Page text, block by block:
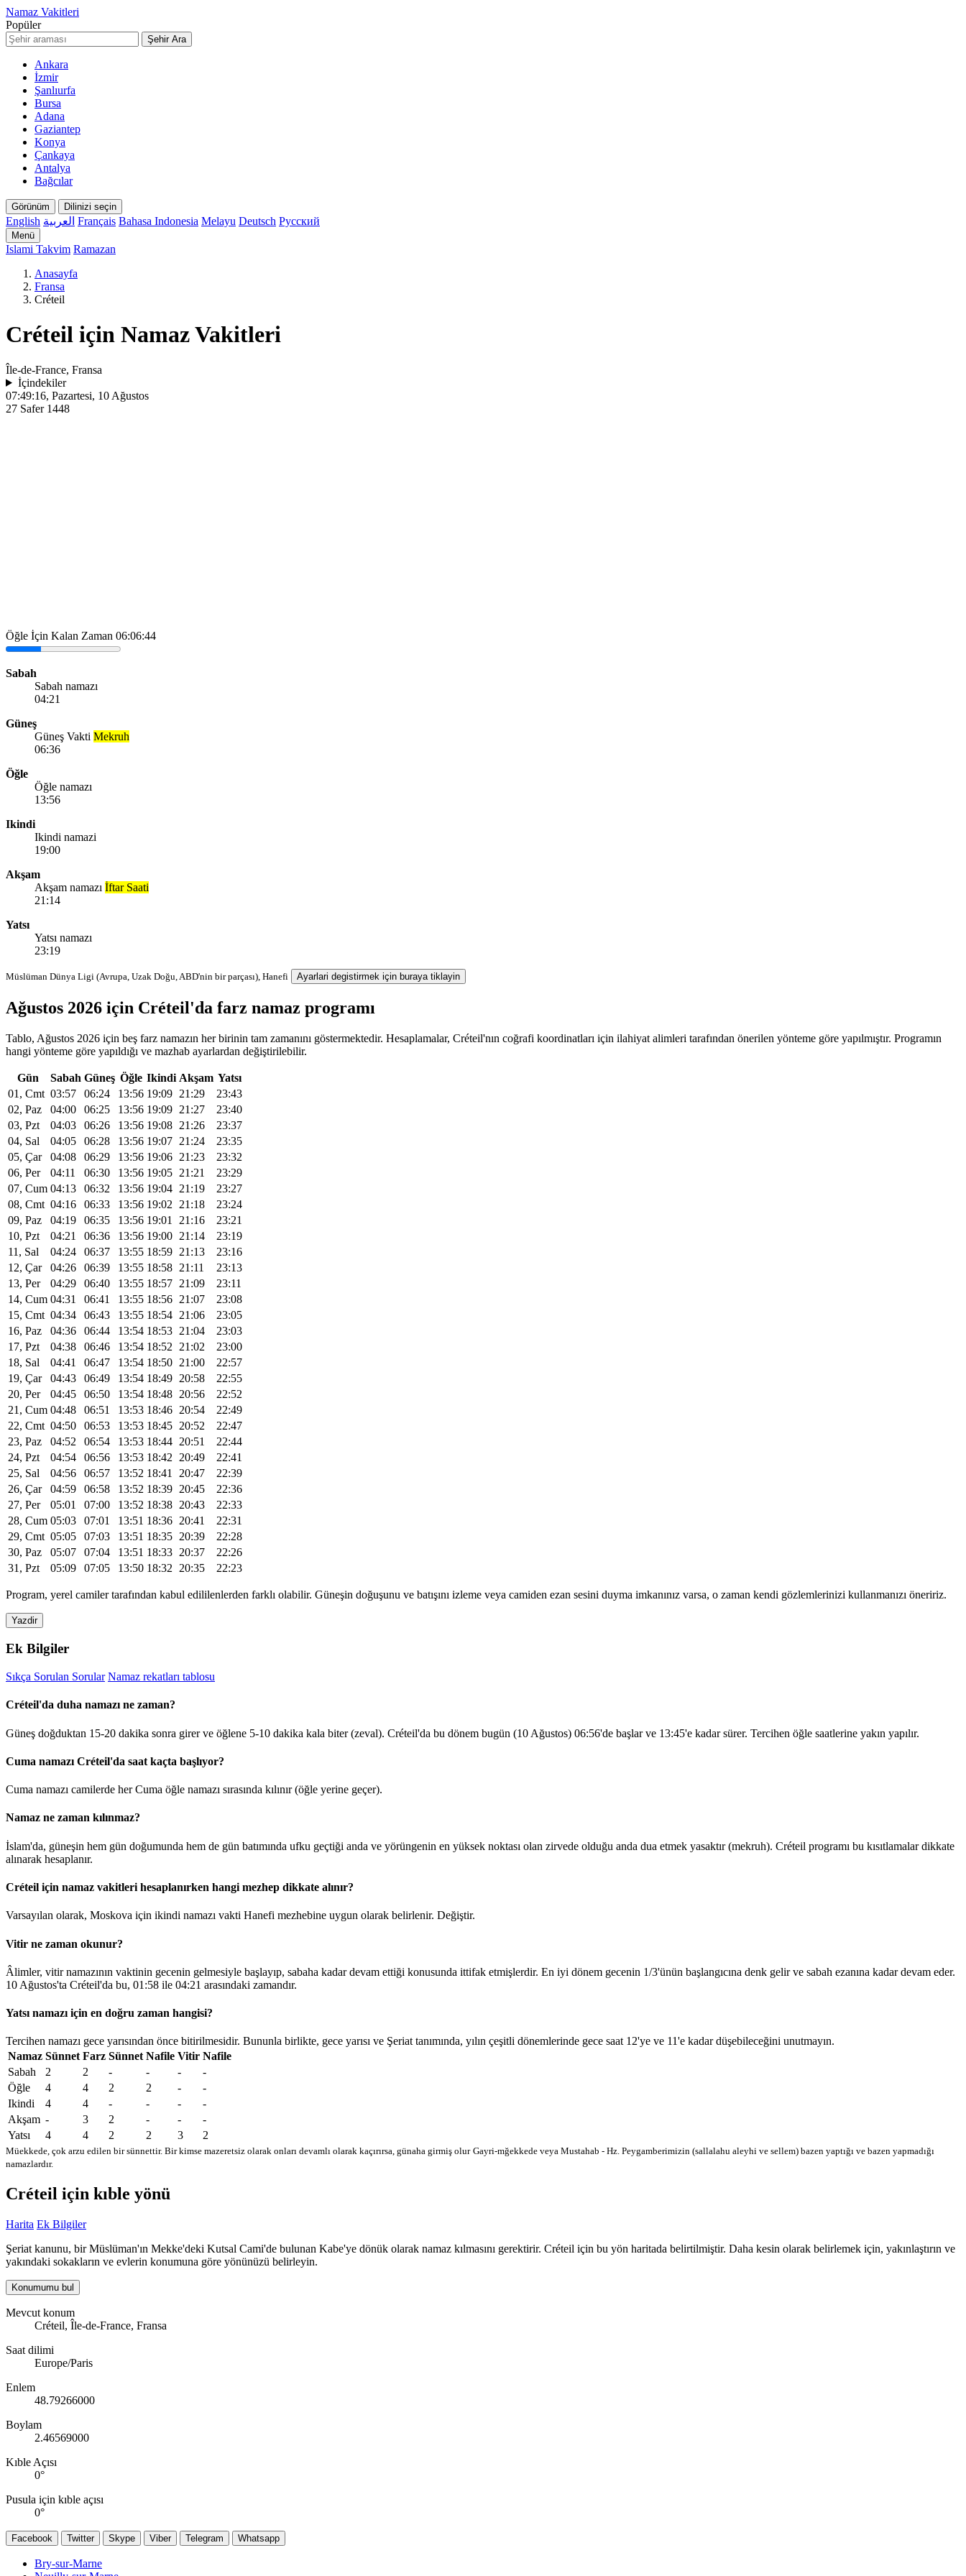
Namaz Vakitleri
Popüler
Şehir Ara
Ankara
İzmir
Şanlıurfa
Bursa
Adana
Gaziantep
Konya
Çankaya
Antalya
Bağcılar
Görünüm Dilinizi seçin
English العربية Français Bahasa Indonesia Melayu Deutsch Русский
Menü
Islami Takvim Ramazan
Anasayfa
Fransa
Créteil
Créteil için Namaz Vakitleri
Île-de-France, Fransa
İçindekiler
07:49:16, Pazartesi, 10 Ağustos
27 Safer 1448
Öğle İçin Kalan Zaman 06:06:44
Sabah
Sabah namazı
04:21
Güneş
Güneş Vakti Mekruh
06:36
Öğle
Öğle namazı
13:56
Ikindi
Ikindi namazi
19:00
Akşam
Akşam namazı İftar Saati
21:14
Yatsı
Yatsı namazı
23:19
Müslüman Dünya Ligi (Avrupa, Uzak Doğu, ABD'nin bir parçası), Hanefi Ayarlari degistirmek için buraya tiklayin
Ağustos 2026 için Créteil'da farz namaz programı
Tablo, Ağustos 2026 için beş farz namazın her birinin tam zamanını göstermektedir. Hesaplamalar, Créteil'nın coğrafi koordinatları için ilahiyat alimleri tarafından önerilen yönteme göre yapılmıştır. Programın
hangi yönteme göre yapıldığı ve mazhab ayarlardan değiştirilebilir.
Gün Sabah Güneş Öğle Ikindi Akşam Yatsı
01, Cmt 03:57 06:24 13:56 19:09 21:29
23:43
02, Paz
04:00 06:25 13:56 19:09 21:27
23:40
03, Pzt
04:03 06:26 13:56 19:08 21:26
23:37
04, Sal
04:05 06:28 13:56 19:07 21:24
23:35
05, Çar
04:08 06:29 13:56 19:06 21:23
23:32
06, Per
04:11 06:30 13:56 19:05 21:21
23:29
07, Cum 04:13 06:32 13:56 19:04 21:19
23:27
08, Cmt 04:16 06:33 13:56 19:02 21:18
23:24
09, Paz
04:19 06:35 13:56 19:01 21:16
23:21
10, Pzt
04:21 06:36 13:56 19:00 21:14
23:19
11, Sal
04:24 06:37 13:55 18:59 21:13
23:16
12, Çar
04:26 06:39 13:55 18:58 21:11
23:13
13, Per
04:29 06:40 13:55 18:57 21:09
23:11
14, Cum 04:31 06:41 13:55 18:56 21:07
23:08
15, Cmt 04:34 06:43 13:55 18:54 21:06
23:05
16, Paz
04:36 06:44 13:54 18:53 21:04
23:03
17, Pzt
04:38 06:46 13:54 18:52 21:02
23:00
18, Sal
04:41 06:47 13:54 18:50 21:00
22:57
19, Çar
04:43 06:49 13:54 18:49 20:58
22:55
20, Per
04:45 06:50 13:54 18:48 20:56
22:52
21, Cum 04:48 06:51 13:53 18:46 20:54
22:49
22, Cmt 04:50 06:53 13:53 18:45 20:52
22:47
23, Paz
04:52 06:54 13:53 18:44 20:51
22:44
24, Pzt
04:54 06:56 13:53 18:42 20:49
22:41
25, Sal
04:56 06:57 13:52 18:41 20:47
22:39
26, Çar
04:59 06:58 13:52 18:39 20:45
22:36
27, Per
05:01 07:00 13:52 18:38 20:43
22:33
28, Cum 05:03 07:01 13:51 18:36 20:41
22:31
29, Cmt 05:05 07:03 13:51 18:35 20:39
22:28
30, Paz
05:07 07:04 13:51 18:33 20:37
22:26
31, Pzt
05:09 07:05 13:50 18:32 20:35 22:23
Program, yerel camiler tarafından kabul edililenlerden farklı olabilir. Güneşin doğuşunu ve batışını izleme veya camiden ezan sesini duyma imkanınız varsa, o zaman kendi gözlemlerinizi kullanmanızı öneririz.
Yazdir
Ek Bilgiler
Sıkça Sorulan Sorular Namaz rekatları tablosu
Créteil'da duha namazı ne zaman?
Güneş doğduktan 15-20 dakika sonra girer ve öğlene 5-10 dakika kala biter (zeval). Créteil'da bu dönem bugün (10 Ağustos) 06:56'de başlar ve 13:45'e kadar sürer. Tercihen öğle saatlerine yakın yapılır.
Cuma namazı Créteil'da saat kaçta başlıyor?
Cuma namazı camilerde her Cuma öğle namazı sırasında kılınır (öğle yerine geçer).
Namaz ne zaman kılınmaz?
İslam'da, güneşin hem gün doğumunda hem de gün batımında ufku geçtiği anda ve yörüngenin en yüksek noktası olan zirvede olduğu anda dua etmek yasaktır (mekruh). Créteil programı bu kısıtlamalar dikkate
alınarak hesaplanır.
Créteil için namaz vakitleri hesaplanırken hangi mezhep dikkate alınır?
Varsayılan olarak, Moskova için ikindi namazı vakti Hanefi mezhebine uygun olarak belirlenir. Değiştir.
Vitir ne zaman okunur?
Âlimler, vitir namazının vaktinin gecenin gelmesiyle başlayıp, sabaha kadar devam ettiği konusunda ittifak etmişlerdir. En iyi dönem gecenin 1/3'ünün başlangıcına denk gelir ve sabah ezanına kadar devam eder.
10 Ağustos'ta Créteil'da bu, 01:58 ile 04:21 arasındaki zamandır.
Yatsı namazı için en doğru zaman hangisi?
Tercihen namazı gece yarısından önce bitirilmesidir. Bununla birlikte, gece yarısı ve Şeriat tanımında, yılın çeşitli dönemlerinde gece saat 12'ye ve 11'e kadar düşebileceğini unutmayın.
Namaz Sünnet Farz Sünnet Nafile Vitir Nafile
Sabah
2 2 - - -
-
Öğle
4 4 2 2 -
-
Ikindi
4 4 - - -
-
Akşam - 3 2 - -
-
Yatsı
4 4 2 2 3 2
Müekkede, çok arzu edilen bir sünnettir. Bir kimse mazeretsiz olarak onları devamlı olarak kaçırırsa, günaha girmiş olur Gayri-mğekkede veya Mustahab - Hz. Peygamberimizin (sallalahu aleyhi ve sellem) bazen yaptığı ve bazen yapmadığı
namazlardır.
Créteil için kıble yönü
Harita Ek Bilgiler
Şeriat kanunu, bir Müslüman'ın Mekke'deki Kutsal Cami'de bulunan Kabe'ye dönük olarak namaz kılmasını gerektirir. Créteil için bu yön haritada belirtilmiştir. Daha kesin olarak belirlemek için, yakınlaştırın ve
yakındaki sokakların ve evlerin konumuna göre yönünüzü belirleyin.
Konumumu bul
Mevcut konum
Créteil, Île-de-France, Fransa
Saat dilimi
Europe/Paris
Enlem
48.79266000
Boylam
2.46569000
Kıble Açısı
0°
Pusula için kıble açısı
0°
Facebook Twitter Skype Viber Telegram Whatsapp
Bry-sur-Marne